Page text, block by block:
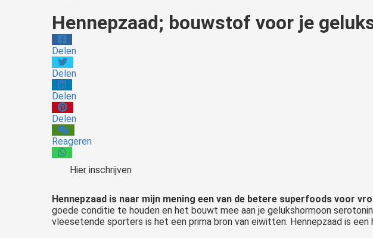
Hennepzaad; bouwstof voor je
Delen
Delen
Delen
Delen
Reageren
Hier inschrijven
Hennepzaad is naar mijn mening een van de betere superfoods voor
goede conditie te houden en het bouwt mee aan je gelukshormoon
vleesetende sporters is het een prima bron van eiwitten. Hennepzaad is